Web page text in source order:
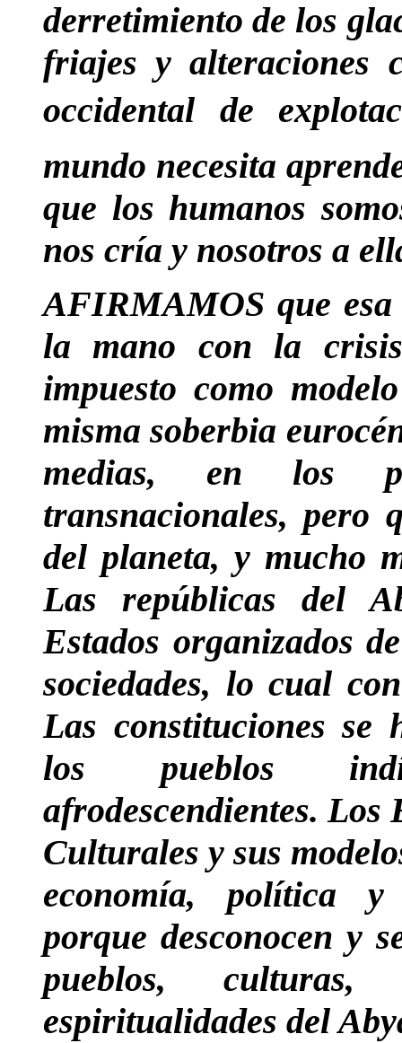
derretimiento de los
friajes y alteraciones
occidental de
mundo necesita
que los humanos
nos cría y nosotros a
AFIRMAMOS que
la mano con la
impuesto como
misma soberbia
medias, en los
transnacionales, pero
del planeta, y mucho
Las repúblicas del
Estados organizados
sociedades, lo cual
Las constituciones se
los pueblos
afrodescendientes.
Culturales y sus
economía, política
porque desconocen y
pueblos, culturas,
espiritualidades del